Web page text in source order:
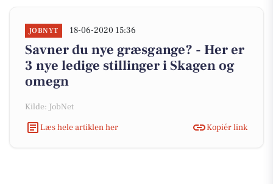
JOBNYT 18-06-2020 15:36
Savner du nye græsgange? - Her er
3 nye ledige stillinger i Skagen og
omegn
Kilde: JobNet
Læs hele artiklen her
Kopiér link